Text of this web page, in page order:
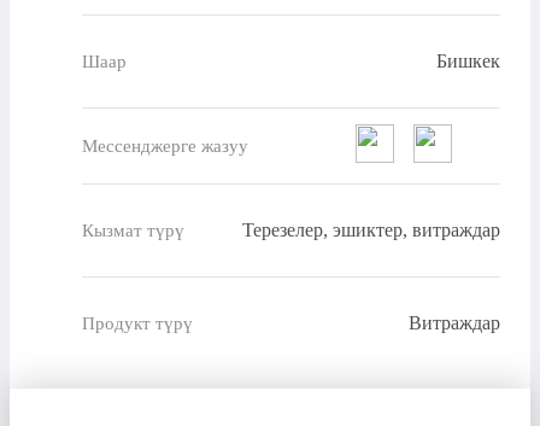
Шаар Бишкек
Мессенджерге жазуу
Кызмат түрү Терезелер, эшиктер, витраждар
Продукт түрү Витраждар